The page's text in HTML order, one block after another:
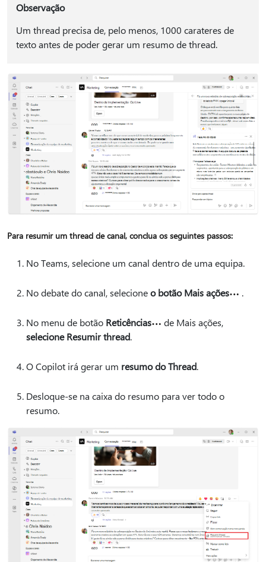
Observação
Um thread precisa de, pelo menos, 1000 carateres de
texto antes de poder gerar um resumo de thread.
Para resumir um thread de canal, conclua os seguintes passos:
No Teams, selecione um canal dentro de uma equipa.
No debate do canal, selecioneo botão Mais ações .
No menu de botão Reticências
de Mais ações,
selecione Resumir thread.
O Copilot irá gerar um resumo do Thread.
Desloque-se na caixa do resumo para ver todo o
resumo.